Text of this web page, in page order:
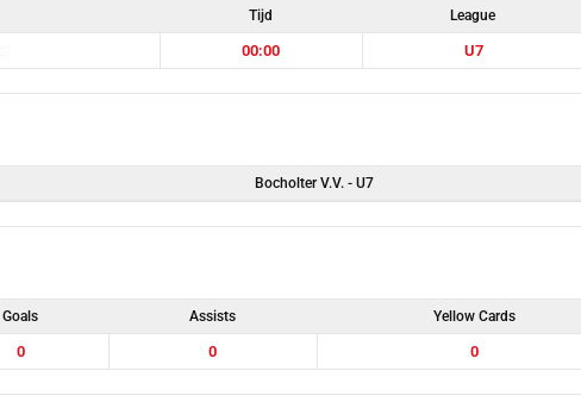
Tijd League
00:00 U7
Bocholter V.V. - U7
Goals Assists Yellow Cards
0 0 0